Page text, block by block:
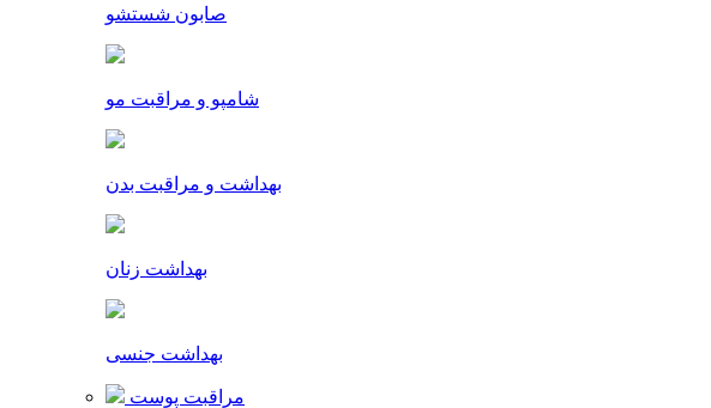
صابون شستشو
شامپو و مراقبت مو
بهداشت و مراقبت بدن
بهداشت زنان
بهداشت جنسی
مراقبت پوست